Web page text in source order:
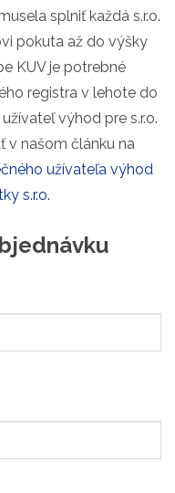
splniť každá s.r.o.
pokuta až do výšky
KUV je potrebné
registra v lehote do
výhod pre s.r.o.
v našom článku na
užívateľa výhod
s.r.o.